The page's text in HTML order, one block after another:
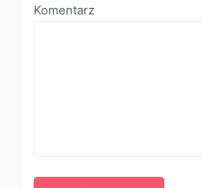
Komentarz